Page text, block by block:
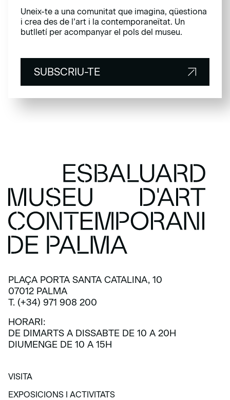
Uneix-te a una comunitat que imagina, qüestiona
i crea des de l’art i la contemporaneïtat. Un
butlletí per acompanyar el pols del museu.
SUBSCRIU-TE
SUBSCRIU-TE
PLAÇA PORTA SANTA CATALINA, 10
07012 PALMA
T. (+34) 971 908 200
HORARI:
DE DIMARTS A DISSABTE DE 10 A 20H
DIUMENGE DE 10 A 15H
VISITA
EXPOSICIONS I ACTIVITATS